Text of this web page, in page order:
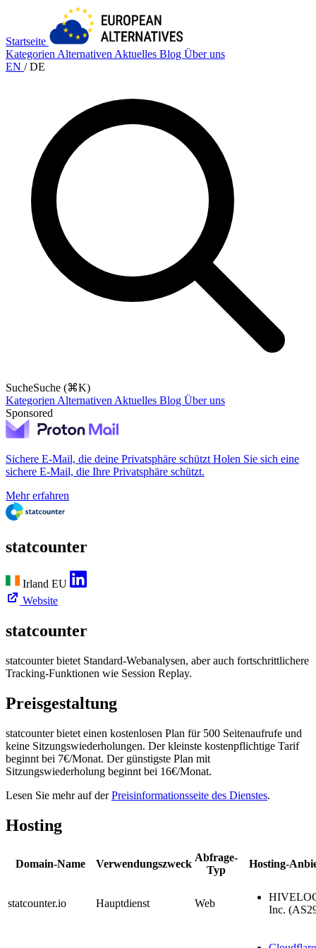
Startseite
Kategorien Alternativen Aktuelles Blog Über uns
EN / DE
SucheSuche (⌘K)
Kategorien Alternativen Aktuelles Blog Über uns
Sponsored
Sichere E-Mail, die deine Privatsphäre schützt Holen Sie sich eine
sichere E-Mail, die Ihre Privatsphäre schützt.
Mehr erfahren
statcounter
Irland EU
Website
statcounter
statcounter bietet Standard-Webanalysen, aber auch fortschrittlichere
Tracking-Funktionen wie Session Replay.
Preisgestaltung
statcounter bietet einen kostenlosen Plan für 500 Seitenaufrufe und
keine Sitzungswiederholungen. Der kleinste kostenpflichtige Tarif
beginnt bei 7€/Monat. Der günstigste Plan mit
Sitzungswiederholung beginnt bei 16€/Monat.
Lesen Sie mehr auf derPreisinformationsseite des Dienstes.
Hosting
Domain-Name Verwendungszweck
Abfrage-
Typ
Hosting-
statcounter.io Hauptdienst Web
Inc.